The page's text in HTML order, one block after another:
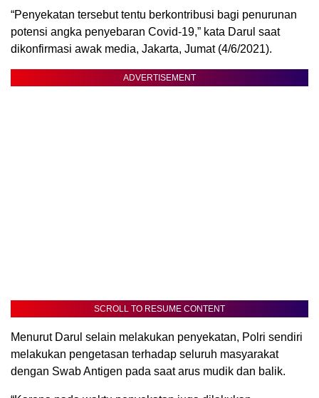
“Penyekatan tersebut tentu berkontribusi bagi penurunan
potensi angka penyebaran Covid-19,” kata Darul saat
dikonfirmasi awak media, Jakarta, Jumat (4/6/2021).
ADVERTISEMENT
SCROLL TO RESUME CONTENT
Menurut Darul selain melakukan penyekatan, Polri sendiri
melakukan pengetasan terhadap seluruh masyarakat
dengan Swab Antigen pada saat arus mudik dan balik.